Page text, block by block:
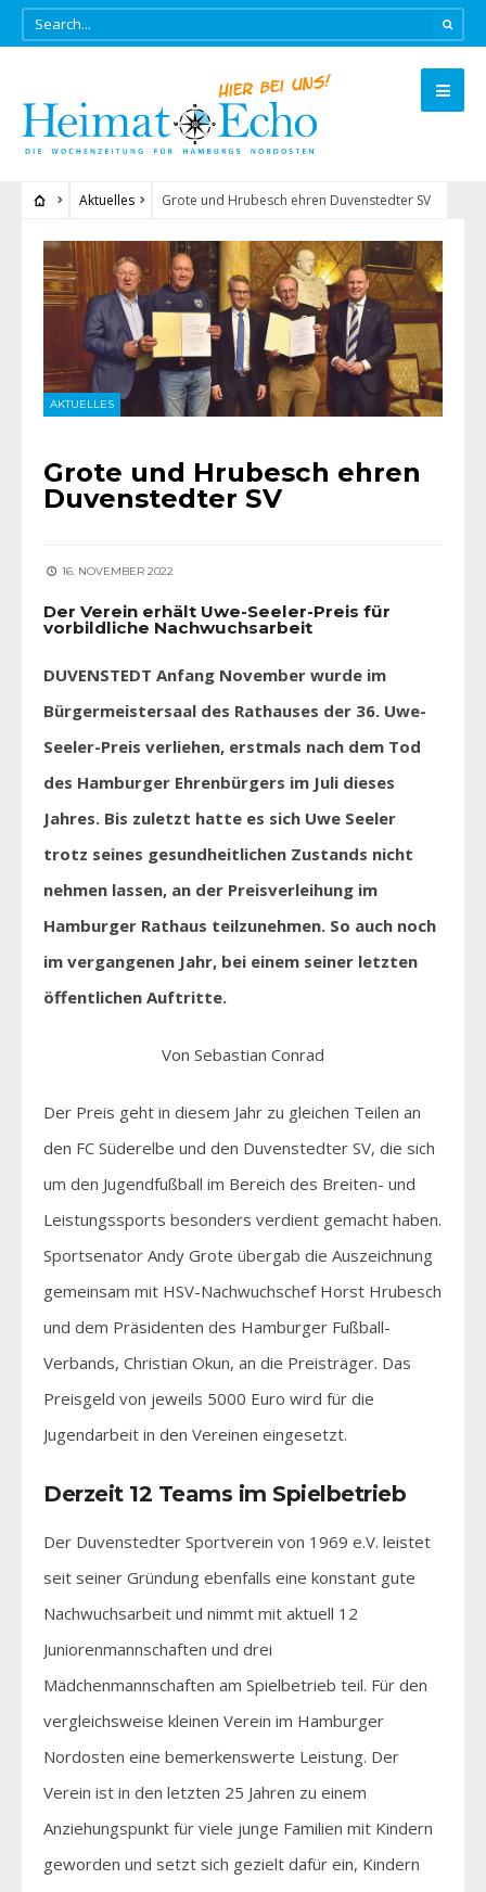
Aktuelles Grote und Hrubesch ehren Duvenstedter SV
AKTUELLES
Grote und Hrubesch ehren
Duvenstedter SV
16. NOVEMBER 2022
Der Verein erhält Uwe-Seeler-Preis für
vorbildliche Nachwuchsarbeit
DUVENSTEDT Anfang November wurde im
Bürgermeistersaal des Rathauses der 36. Uwe-
Seeler-Preis verliehen, erstmals nach dem Tod
des Hamburger Ehrenbürgers im Juli dieses
Jahres. Bis zuletzt hatte es sich Uwe Seeler
trotz seines gesundheitlichen Zustands nicht
nehmen lassen, an der Preisverleihung im
Hamburger Rathaus teilzunehmen. So auch noch
im vergangenen Jahr, bei einem seiner letzten
öffentlichen Auftritte.
Von Sebastian Conrad
Der Preis geht in diesem Jahr zu gleichen Teilen an
den FC Süderelbe und den Duvenstedter SV, die sich
um den Jugendfußball im Bereich des Breiten- und
Leistungssports besonders verdient gemacht haben.
Sportsenator Andy Grote übergab die Auszeichnung
gemeinsam mit HSV-Nachwuchschef Horst Hrubesch
und dem Präsidenten des Hamburger Fußball-
Verbands, Christian Okun, an die Preisträger. Das
Preisgeld von jeweils 5000 Euro wird für die
Jugendarbeit in den Vereinen eingesetzt.
Derzeit 12 Teams im Spielbetrieb
Der Duvenstedter Sportverein von 1969 e.V. leistet
seit seiner Gründung ebenfalls eine konstant gute
Nachwuchsarbeit und nimmt mit aktuell 12
Juniorenmannschaften und drei
Mädchenmannschaften am Spielbetrieb teil. Für den
vergleichsweise kleinen Verein im Hamburger
Nordosten eine bemerkenswerte Leistung. Der
Verein ist in den letzten 25 Jahren zu einem
Anziehungspunkt für viele junge Familien mit Kindern
geworden und setzt sich gezielt dafür ein, Kindern